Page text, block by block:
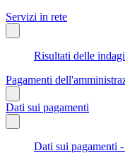
Servizi in rete
Risultati delle
Pagamenti
Dati sui pagamenti
Dati sui pagamenti